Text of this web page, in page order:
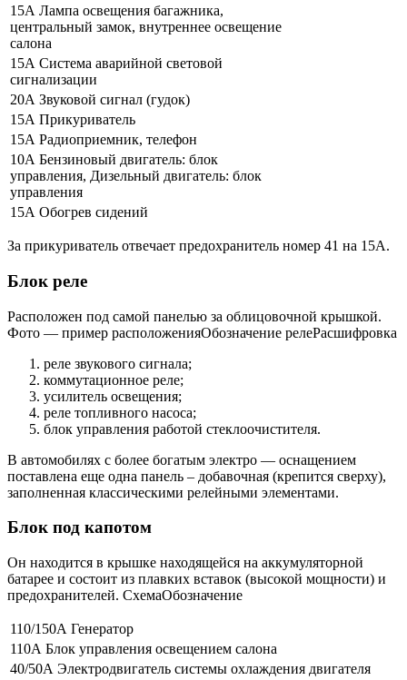
15А Лампа освещения багажника,
центральный замок, внутреннее освещение
салона
15А Система аварийной световой
сигнализации
20А Звуковой сигнал (гудок)
15А Прикуриватель
15А Радиоприемник, телефон
10А Бензиновый двигатель: блок
управления, Дизельный двигатель: блок
управления
15А Обогрев сидений
За прикуриватель отвечает предохранитель номер 41 на 15А.
Блок реле
Расположен под самой панелью за облицовочной крышкой.
Фото — пример расположенияОбозначение релеРасшифровка
реле звукового сигнала;
коммутационное реле;
усилитель освещения;
реле топливного насоса;
блок управления работой стеклоочистителя.
В автомобилях с более богатым электро — оснащением
поставлена еще одна панель – добавочная (крепится сверху),
заполненная классическими релейными элементами.
Блок под капотом
Он находится в крышке находящейся на аккумуляторной
батарее и состоит из плавких вставок (высокой мощности) и
предохранителей. СхемаОбозначение
110/150А Генератор
110А Блок управления освещением салона
40/50А Электродвигатель системы охлаждения двигателя